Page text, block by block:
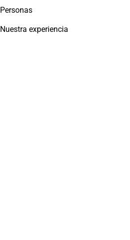
Personas
Nuestra experiencia